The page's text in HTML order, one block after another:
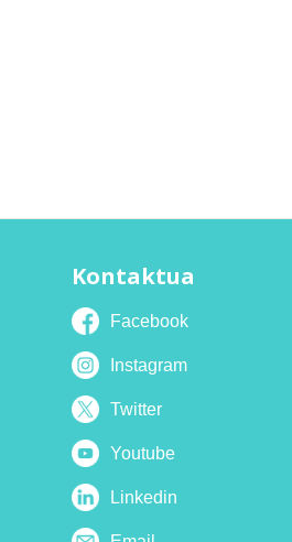
Kontaktua
Facebook
Instagram
Twitter
Youtube
Linkedin